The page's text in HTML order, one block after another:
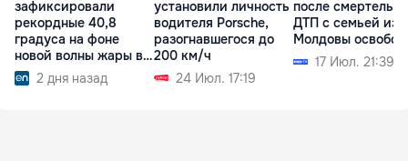
зафиксировали
рекордные 40,8
градуса на фоне
новой волны жары в
Европе2 дня назад
установили личность
водителя Porsche,
разогнавшегося до
200 км/ч
24 Июл. 17:19
после
ДТП с семьей из
Молдовы
17 Июл. 21:39